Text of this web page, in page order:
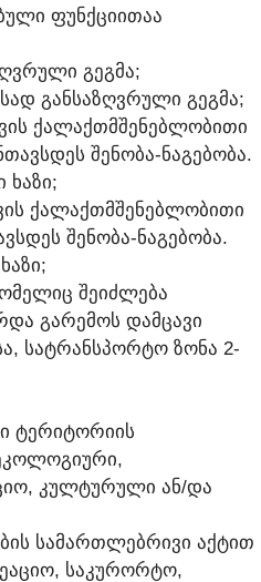
ᲤᲣᲜᲥᲪᲘᲘᲗᲐᲐ
ᲒᲔᲒᲛᲐ;
ᲒᲐᲜᲡᲐᲖᲦᲕᲠᲣᲚᲘ ᲒᲔᲒᲛᲐ;
ᲥᲐᲚᲐᲥᲗᲛᲨᲔᲜᲔᲑᲚᲝᲑᲘᲗᲘ
ᲨᲔᲜᲝᲑᲐ-ᲜᲐᲒᲔᲑᲝᲑᲐ.
ᲮᲐᲖᲘ;
ᲥᲐᲚᲐᲥᲗᲛᲨᲔᲜᲔᲑᲚᲝᲑᲘᲗᲘ
ᲨᲔᲜᲝᲑᲐ-ᲜᲐᲒᲔᲑᲝᲑᲐ.
ᲨᲔᲘᲫᲚᲔᲑᲐ
ᲒᲐᲠᲔᲛᲝᲡ ᲓᲐᲛᲪᲐᲕᲘ
ᲡᲐᲢᲠᲐᲜᲡᲞᲝᲠᲢᲝ ᲖᲝᲜᲐ 2-
ᲢᲔᲠᲘᲢᲝᲠᲘᲘᲡ
ᲙᲣᲚᲢᲣᲠᲣᲚᲘ ᲐᲜ/ᲓᲐ
ᲡᲐᲛᲐᲠᲗᲚᲔᲑᲠᲘᲕᲘ ᲐᲥᲢᲘᲗ
ᲡᲐᲙᲣᲠᲝᲠᲢᲝ,